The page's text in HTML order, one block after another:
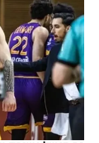
VOD
רץ ברשת
נבחרת ישראל
מכבי חיפה
בית"ר ירושלים
מכבי תל אביב
ליגה ספרדית
ליגה איטלקית
ליגה צרפתית
ליגה הולנדית
כדורסל נשים
מכבי תל אביב
הפועל חולון
הפועל ירושלים
יורוליג
יורוקאפ
טניס
כדוריד
כדורעף